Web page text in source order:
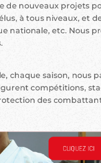
de nouveaux projets
à tous niveaux, et
nationale, etc. Nous
chaque saison, nous
compétitions,
des
CLIQUEZ ICI